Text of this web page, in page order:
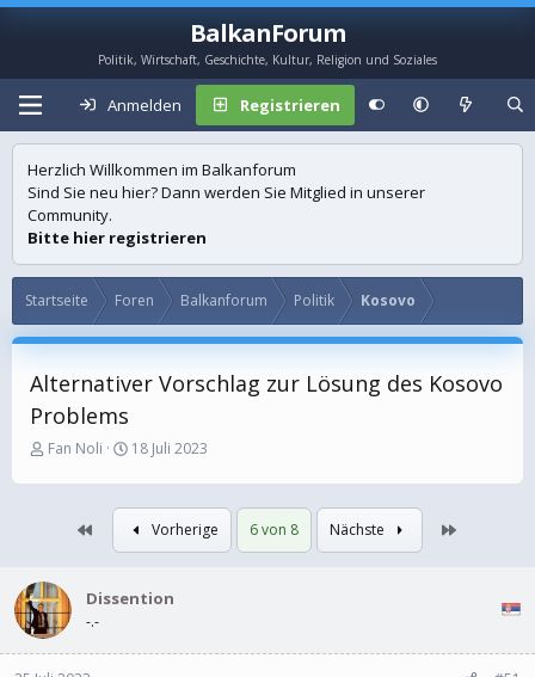
BalkanForum
Politik, Wirtschaft, Geschichte, Kultur, Religion und Soziales
Anmelden Registrieren
Herzlich Willkommen im Balkanforum
Sind Sie neu hier? Dann werden Sie Mitglied in unserer
Community.
Bitte hier registrieren
Startseite Foren Balkanforum Politik Kosovo
Alternativer Vorschlag zur Lösung des Kosovo
Problems
E
s
e
r
Fan Noli
E
s
t
e
l
t
18 Juli 2023
Vorherige 6 von 8 Nächste
Dissention
-.-